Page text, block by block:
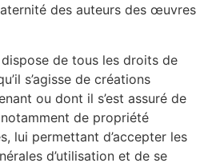
des auteurs des œuvres
dispose de tous les droits de
s’agisse de créations
ou dont il s’est assuré de
de propriété
lui permettant d’accepter les
d’utilisation et de se